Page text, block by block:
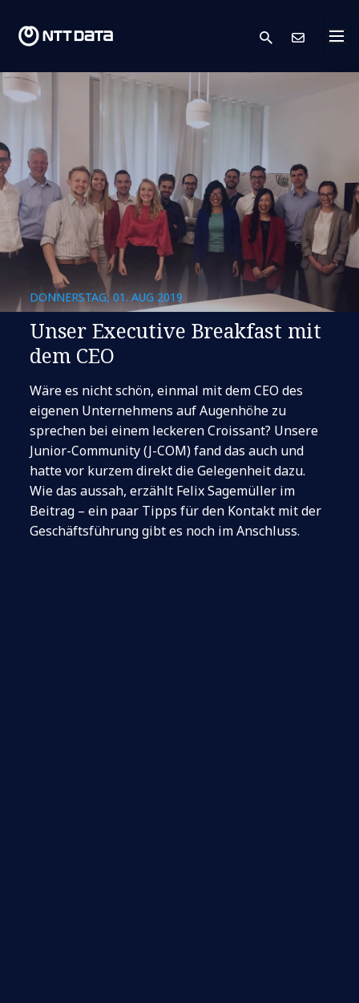
search
DONNERSTAG, 01. AUG 2019
Unser Executive Breakfast mit
dem CEO
Wäre es nicht schön, einmal mit dem CEO des
eigenen Unternehmens auf Augenhöhe zu
sprechen bei einem leckeren Croissant? Unsere
Junior-Community (J-COM) fand das auch und
hatte vor kurzem direkt die Gelegenheit dazu.
Wie das aussah, erzählt Felix Sagemüller im
Beitrag – ein paar Tipps für den Kontakt mit der
Geschäftsführung gibt es noch im Anschluss.